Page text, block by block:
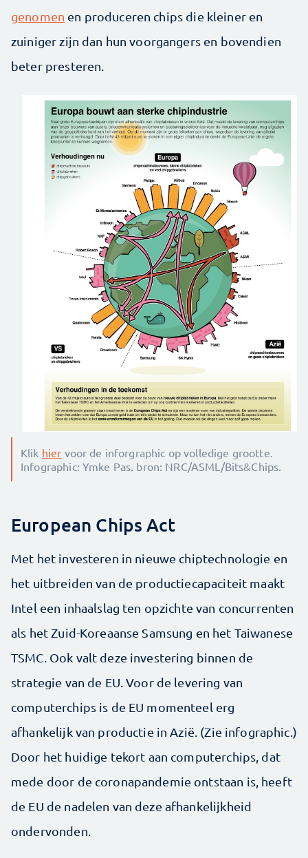
genomen en produceren chips die kleiner en
zuiniger zijn dan hun voorgangers en bovendien
beter presteren.
Klik hier voor de inforgraphic op volledige grootte.
Infographic: Ymke Pas. bron: NRC/ASML/Bits&Chips.
European Chips Act
Met het investeren in nieuwe chiptechnologie en
het uitbreiden van de productiecapaciteit maakt
Intel een inhaalslag ten opzichte van concurrenten
als het Zuid-Koreaanse Samsung en het Taiwanese
TSMC. Ook valt deze investering binnen de
strategie van de EU. Voor de levering van
computerchips is de EU momenteel erg
afhankelijk van productie in Azië. (Zie infographic.)
Door het huidige tekort aan computerchips, dat
mede door de coronapandemie ontstaan is, heeft
de EU de nadelen van deze afhankelijkheid
ondervonden.